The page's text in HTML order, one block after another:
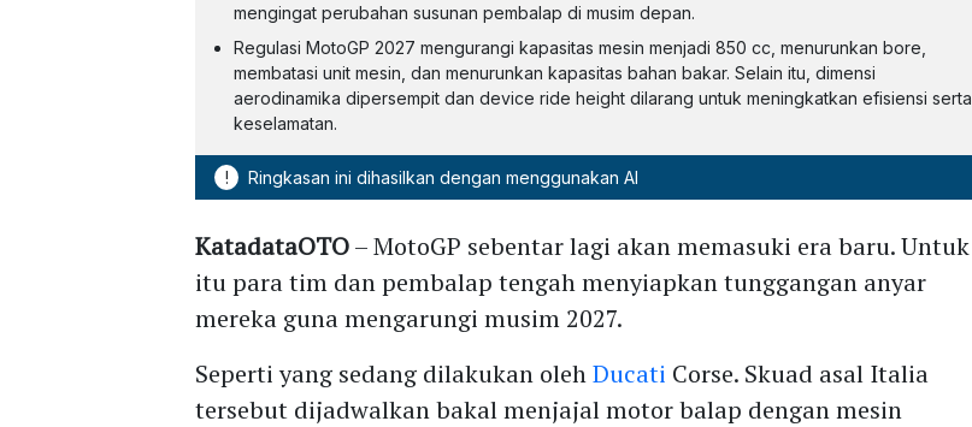
mengingat perubahan susunan pembalap di musim depan.
Regulasi MotoGP 2027 mengurangi kapasitas mesin menjadi 850 cc, menurunkan bore,
membatasi unit mesin, dan menurunkan kapasitas bahan bakar. Selain itu, dimensi
aerodinamika dipersempit dan device ride height dilarang untuk meningkatkan efisiensi serta
keselamatan.
! Ringkasan ini dihasilkan dengan menggunakan AI
KatadataOTO– MotoGP sebentar lagi akan memasuki era baru. Untuk
itu para tim dan pembalap tengah menyiapkan tunggangan anyar
mereka guna mengarungi musim 2027.
Seperti yang sedang dilakukan olehDucati Corse. Skuad asal Italia
tersebut dijadwalkan bakal menjajal motor balap dengan mesin